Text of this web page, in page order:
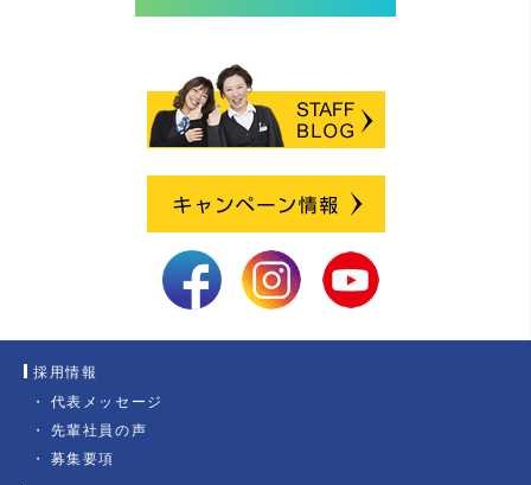
採用情報
代表メッセージ
先輩社員の声
募集要項